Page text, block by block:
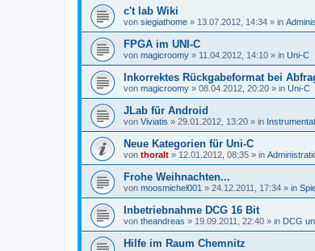
c't lab Wiki
von siegiathome » 13.07.2012, 14:34 » in
FPGA im UNI-C
von magicroomy » 11.04.2012, 14:10 » in Uni-C
Inkorrektes Rückgabeformat bei
von magicroomy » 08.04.2012, 20:20 » in Uni-C
JLab für Android
von Viviatis » 29.01.2012, 13:20 » in
Neue Kategorien für Uni-C
von thoralt » 12.01.2012, 08:35 » in
Frohe Weihnachten...
von moosmichel001 » 24.12.2011, 17:34 » in
Inbetriebnahme DCG 16 Bit
von theandreas » 19.09.2011, 22:40 » in DCG
Hilfe im Raum Chemnitz